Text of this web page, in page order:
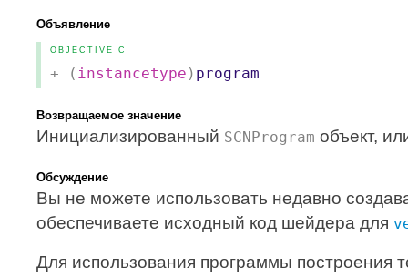
Объявление
OBJECTIVE C
+ ( instancetype ) program
Возвращаемое значение
Инициализированный SCNProgram объект,
Обсуждение
Вы не можете использовать недавно
обеспечиваете исходный код шейдера для
Для использования программы построения